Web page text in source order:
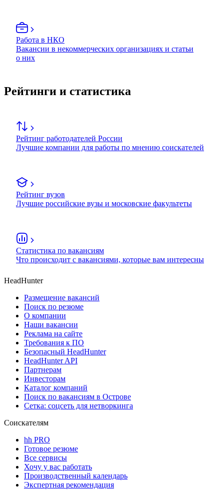
Работа в НКО
Вакансии в некоммерческих организациях и статьи
о них
Рейтинги и статистика
Рейтинг работодателей России
Лучшие компании для работы по мнению соискателей
Рейтинг вузов
Лучшие российские вузы и московские факультеты
Статистика по вакансиям
Что происходит с вакансиями, которые вам интересны
HeadHunter
Размещение вакансий
Поиск по резюме
О компании
Наши вакансии
Реклама на сайте
Требования к ПО
Безопасный HeadHunter
HeadHunter API
Партнерам
Инвесторам
Каталог компаний
Поиск по вакансиям в Острове
Сетка: соцсеть для нетворкинга
Соискателям
hh PRO
Готовое резюме
Все сервисы
Хочу у вас работать
Производственный календарь
Экспертная рекомендация